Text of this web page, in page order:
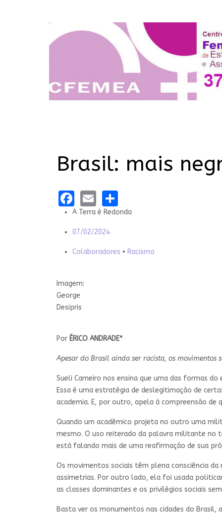
Brasil: mais
Facebook
Email
A Terra é Redonda
07/02/2024
Colaboradores • Racismo
Imagem:
George
Desipris
Por ÉRICO ANDRADE*
Apesar do Brasil ainda ser racista, os
Sueli Carneiro nos ensina que uma das formas
Essa é uma estratégia de deslegitimação de
academia. E, por outro, apela à compreensão
Quando um acadêmico projeta no outro uma
mesmo. O uso reiterado da palavra militante no
está falando mais de uma reafirmação de sua
Os movimentos sociais têm plena consciência
assimetrias. Por outro lado, ela foi usada
as classes dominantes e os privilégios sociais
Basta ver os monumentos nas cidades do Brasil,